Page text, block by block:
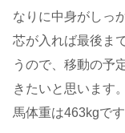
なりに中身がしっ
芯が入れば最後ま
うので、移動の予
きたいと思います。
馬体重は463kgです